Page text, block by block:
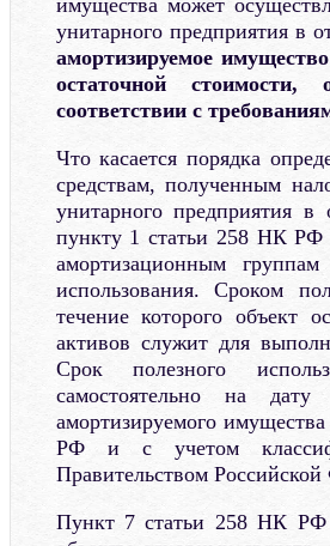
унитарного предприятия в
амортизируемое
остаточной
соответствии с
Что касается порядка
средствам, полученным
унитарного предприятия в
пункту 1 статьи 258 НК РФ
амортизационным
использования. Сроком
течение которого объект
активов служит для
Срок полезного
самостоятельно на
амортизируемого
РФ и с учетом
Правительством
Пункт 7 статьи 258 НК РФ